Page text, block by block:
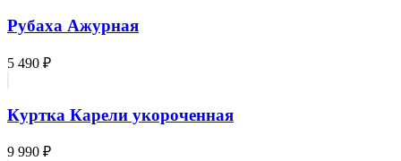
Рубаха Ажурная
5 490 ₽
Куртка Карели укороченная
9 990 ₽